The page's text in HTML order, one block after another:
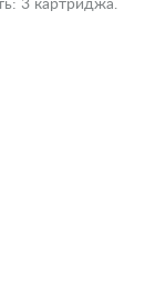
3 картриджа.